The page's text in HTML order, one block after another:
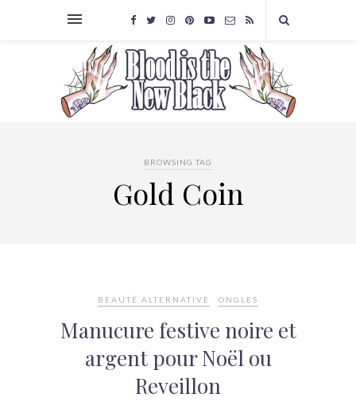
BROWSING TAG
Gold Coin
BEAUTÉ ALTERNATIVE ONGLES
Manucure festive noire et
argent pour Noël ou
Reveillon